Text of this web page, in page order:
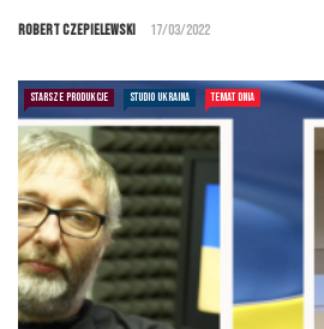
Robert Czepielewski 17/03/2022
STARSZE PRODUKCJE STUDIO UKRAINA TEMAT DNIA